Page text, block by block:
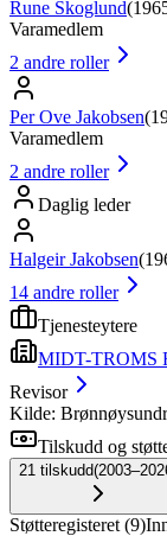
Rune Skoglund(
Varamedlem
2 andre roller
Per Ove Jakobsen(
Varamedlem
2 andre roller
Daglig leder
Halgeir Jakobsen(
14 andre roller
Tjenesteytere
MIDT-TROMS
Revisor
Kilde:
Tilskudd og
21 tilskudd(
Støtteregisteret (9)